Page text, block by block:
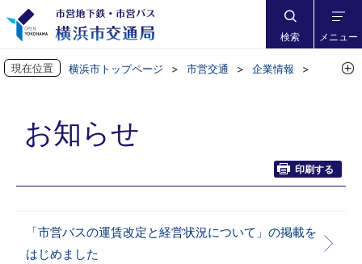
検索 メニュー
現在位置 横浜市トップページ 市営交通
企業情報
お知らせ
印刷する
「市営バスの運賃改定と経営状況について」の掲載を
はじめました